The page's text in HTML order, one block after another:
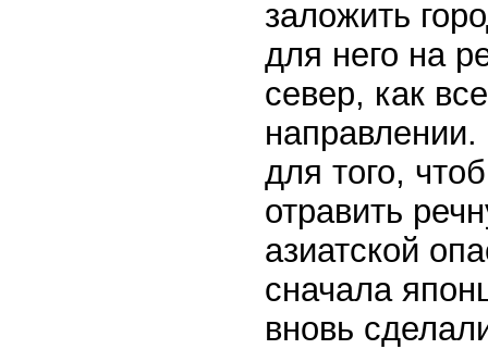
заложить
для него на
север, как
для того,
отравить
азиатской
сначала
вновь